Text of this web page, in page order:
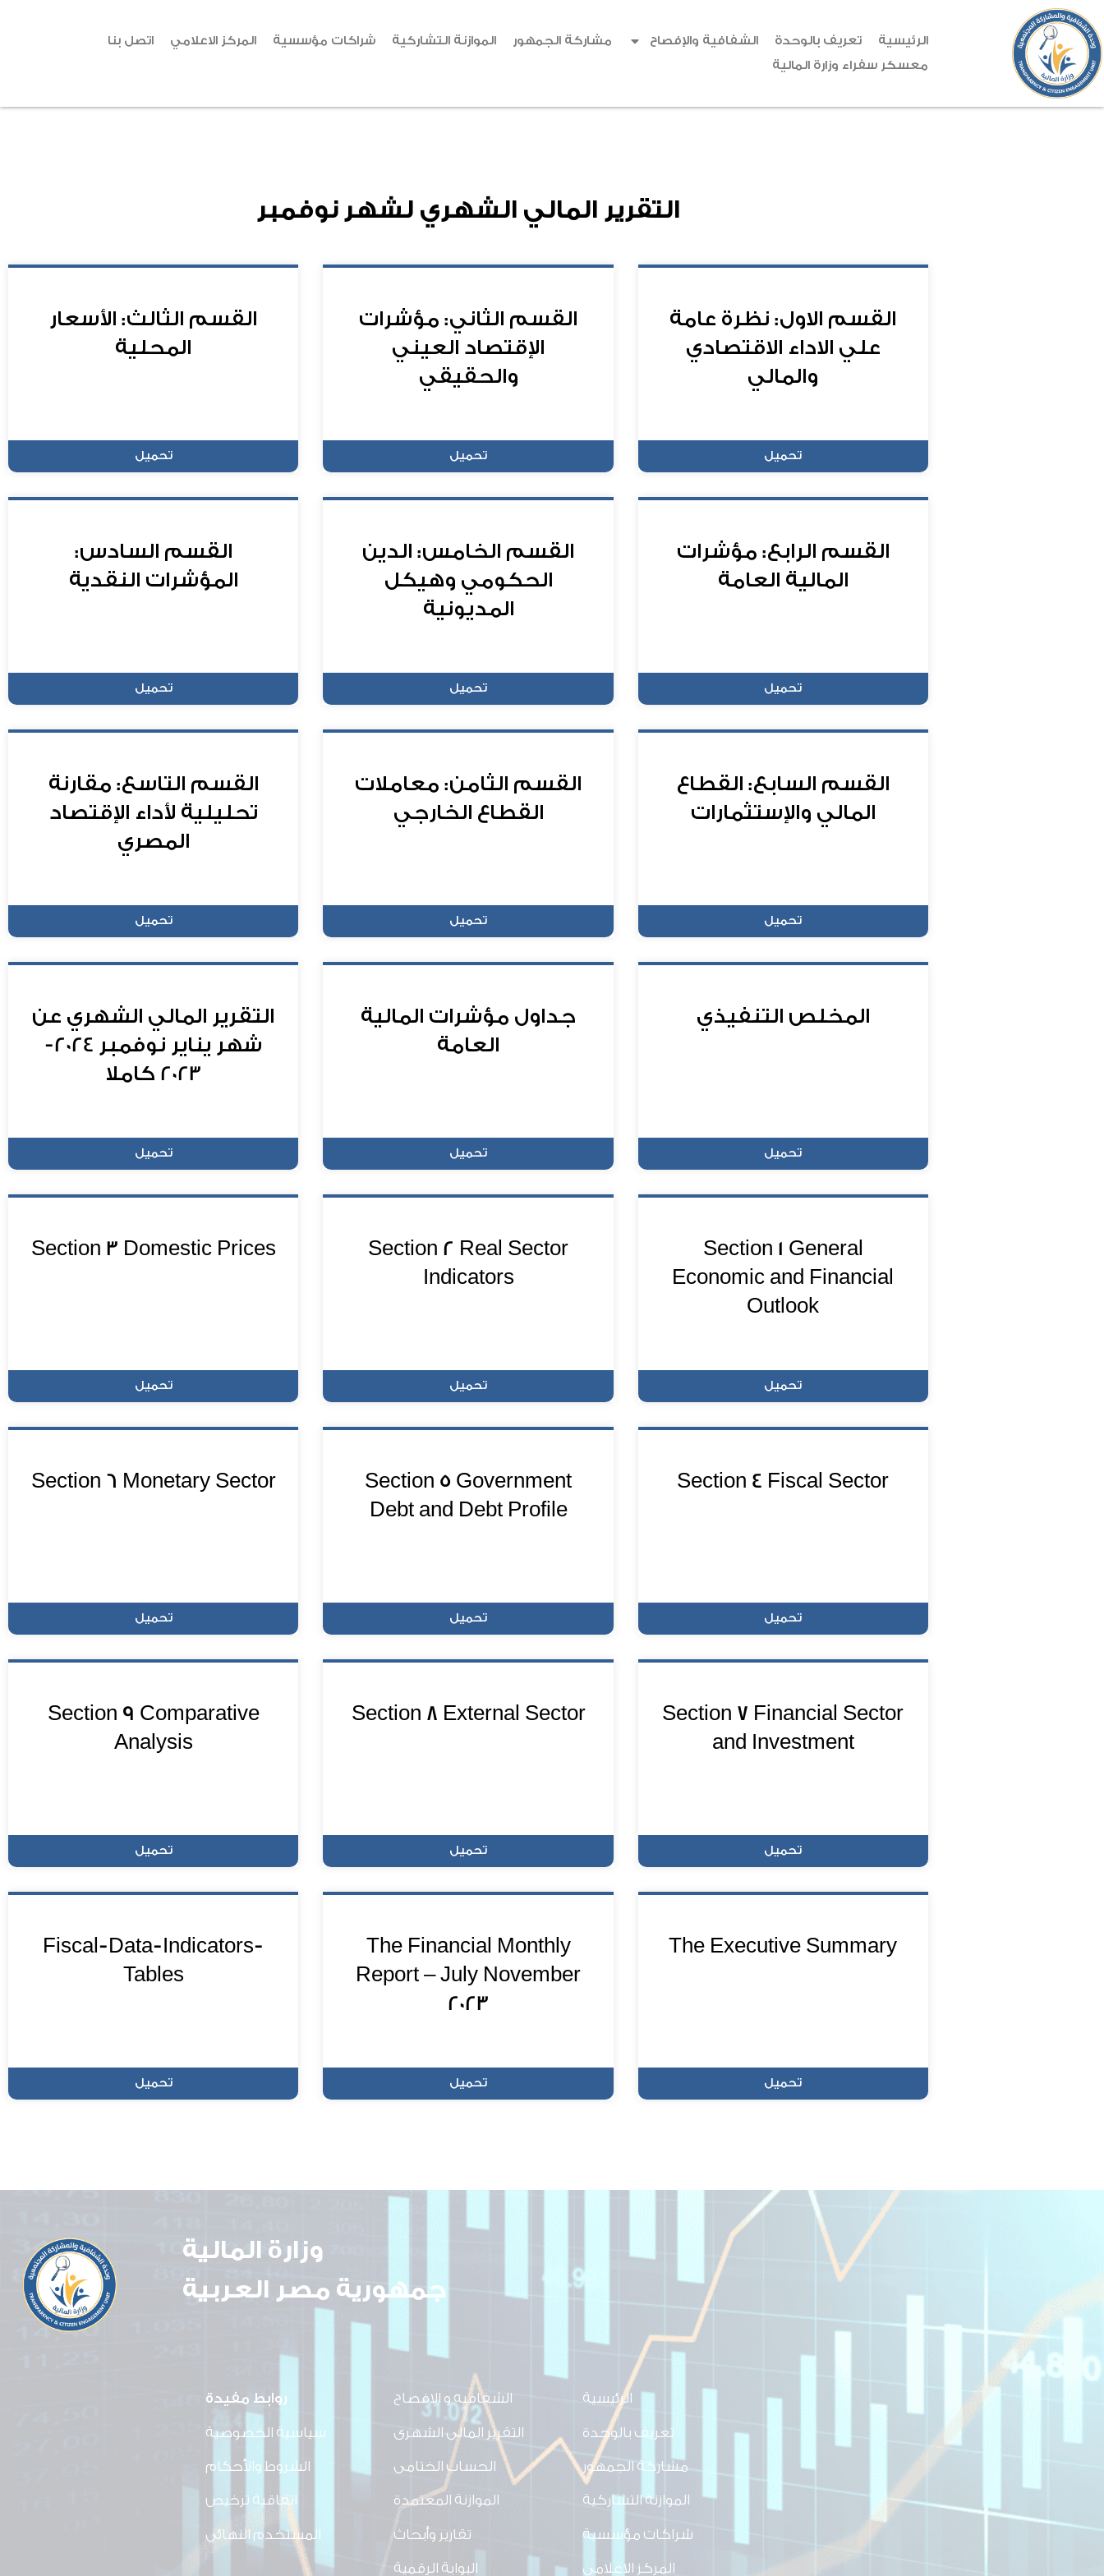
الرئيسية تعريف بالوحدة الشفافية والإفصاح مشاركة الجمهور الموازنة التشاركية شراكات مؤسسية المركز الاعلامي
اتصل بنا
معسكر سفراء وزارة المالية
نوفمبر التقرير المالي الشهري لشهر
القسم الاول: نظرة عامة
علي الاداء الاقتصادي
والمالي
تحميل
القسم الثاني: مؤشرات
الإقتصاد العيني
والحقيقي
تحميل
القسم الثالث: الأسعار
المحلية
تحميل
القسم الرابع: مؤشرات
المالية العامة
تحميل
القسم الخامس: الدين
الحكومي وهيكل
المديونية
تحميل
القسم السادس:
المؤشرات النقدية
تحميل
القسم السابع: القطاع
المالي والإستثمارات
تحميل
القسم الثامن: معاملات
القطاع الخارجي
تحميل
القسم التاسع: مقارنة
تحليلية لأداء الإقتصاد
المصري
تحميل
المخلص التنفيذي
تحميل
جداول مؤشرات المالية
العامة
تحميل
التقرير المالي الشهري عن
شهر يناير نوفمبر 2024-
2023 كاملا
تحميل
Section 1 General
Economic and Financial
Outlook
تحميل
Section 2 Real Sector
Indicators
تحميل
Section 3 Domestic Prices
تحميل
Section 4 Fiscal Sector
تحميل
Section 5 Government
Debt and Debt Profile
تحميل
Section 6 Monetary Sector
تحميل
Section 7 Financial Sector
and Investment
تحميل
Section 8 External Sector
تحميل
Section 9 Comparative
Analysis
تحميل
The Executive Summary
تحميل
The Financial Monthly
Report – July November
2023
تحميل
Fiscal-Data-Indicators-
Tables
تحميل
وزارة المالية
جمهورية مصر العربية
روابط مفيدة
سياسية الخصوصية
الشروط والأحكام
اتفاقية ترخيص
المستخدم النهائي
الشفافيه و الافصاح
التقرير المالى الشهرى
الحساب الختامى
الموازنة المعتمدة
تقارير وأبحاث
البوابة الرقمية
الرئيسية
تعريف بالوحدة
مشاركة الجمهور
الموازنة التشاركية
شراكات مؤسسية
المركز الاعلامي